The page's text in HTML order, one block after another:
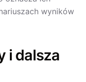
wyników
i dalsza